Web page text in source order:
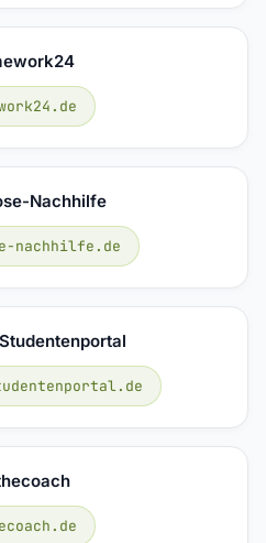
Nachhilfe
nachhilfe.de